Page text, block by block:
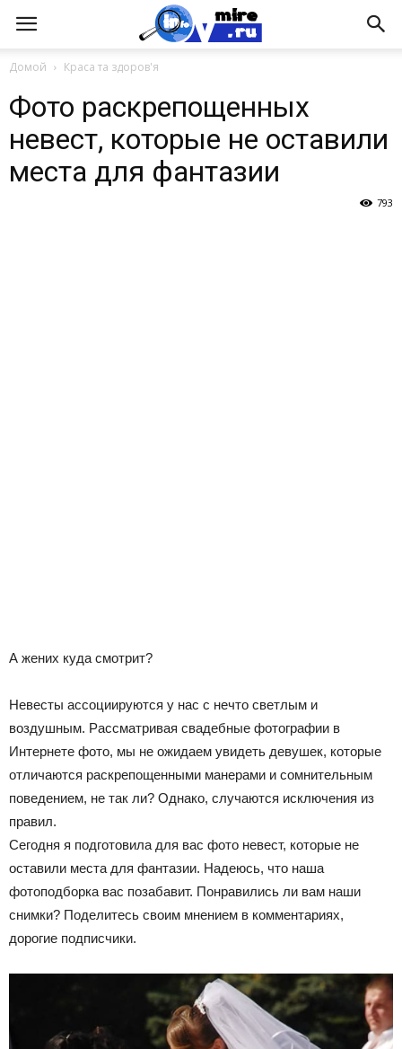
Домой Краса та здоров'я
Фото раскрепощенных
невест, которые не оставили
места для фантазии
793
А жених куда смотрит?
Невесты ассоциируются у нас с нечто светлым и
воздушным. Рассматривая свадебные фотографии в
Интернете фото, мы не ожидаем увидеть девушек, которые
отличаются раскрепощенными манерами и сомнительным
поведением, не так ли? Однако, случаются исключения из
правил.
Сегодня я подготовила для вас фото невест, которые не
оставили места для фантазии. Надеюсь, что наша
фотоподборка вас позабавит. Понравились ли вам наши
снимки? Поделитесь своим мнением в комментариях,
дорогие подписчики.